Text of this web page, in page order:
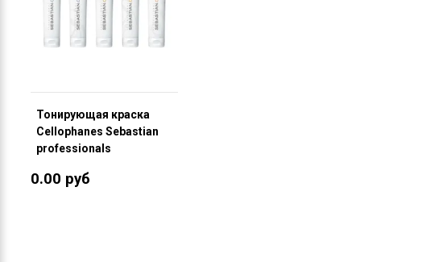
Тонирующая краска
Cellophanes Sebastian
professionals
0.00 руб